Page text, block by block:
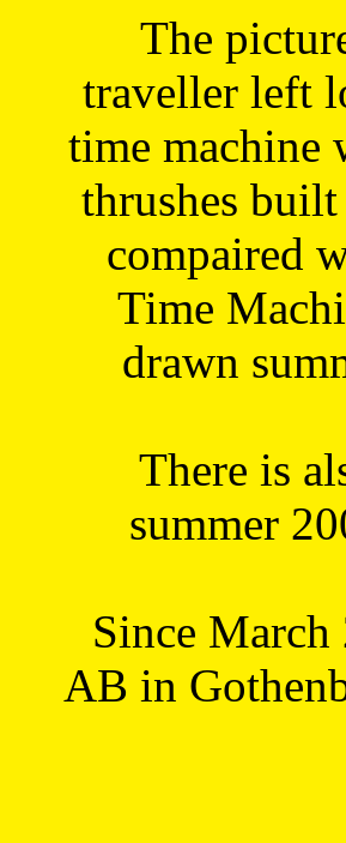
The
traveller left
time machine
thrushes
compaired
Time
drawn
There is
summer
Since
AB in